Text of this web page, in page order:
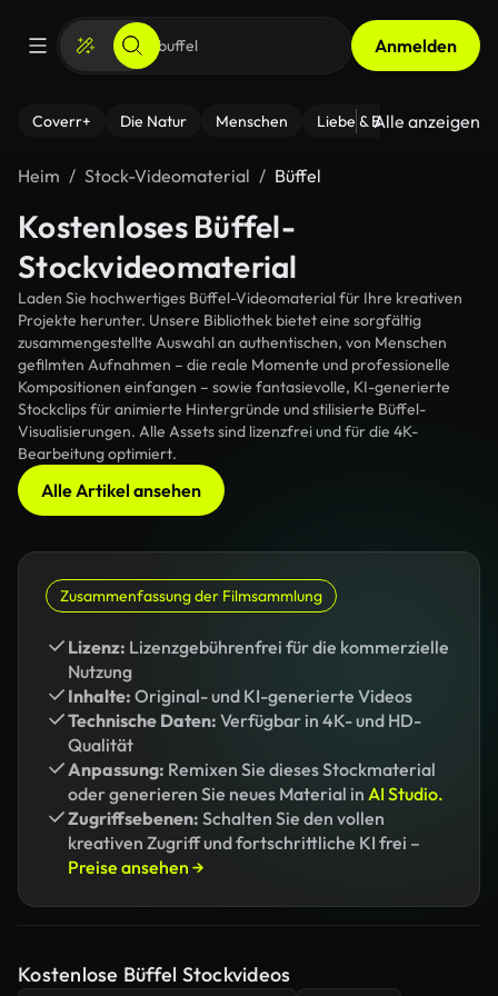
Anmelden
Coverr+ Die Natur Menschen Liebe & Beziehungen
Alle anzeigen
Heim Stock-Videomaterial Büffel
Kostenloses Büffel-
Stockvideomaterial
Laden Sie hochwertiges Büffel-Videomaterial für Ihre kreativen
Projekte herunter. Unsere Bibliothek bietet eine sorgfältig
zusammengestellte Auswahl an authentischen, von Menschen
gefilmten Aufnahmen – die reale Momente und professionelle
Kompositionen einfangen – sowie fantasievolle, KI-generierte
Stockclips für animierte Hintergründe und stilisierte Büffel-
Visualisierungen. Alle Assets sind lizenzfrei und für die 4K-
Bearbeitung optimiert.
Alle Artikel ansehen
Zusammenfassung der Filmsammlung
Lizenz: Lizenzgebührenfrei für die kommerzielle
Nutzung
Inhalte: Original- und KI-generierte Videos
Technische Daten: Verfügbar in 4K- und HD-
Qualität
Anpassung: Remixen Sie dieses Stockmaterial
oder generieren Sie neues Material in AI Studio.
Zugriffsebenen: Schalten Sie den vollen
kreativen Zugriff und fortschrittliche KI frei –
Preise ansehen →
Kostenlose Büffel Stockvideos